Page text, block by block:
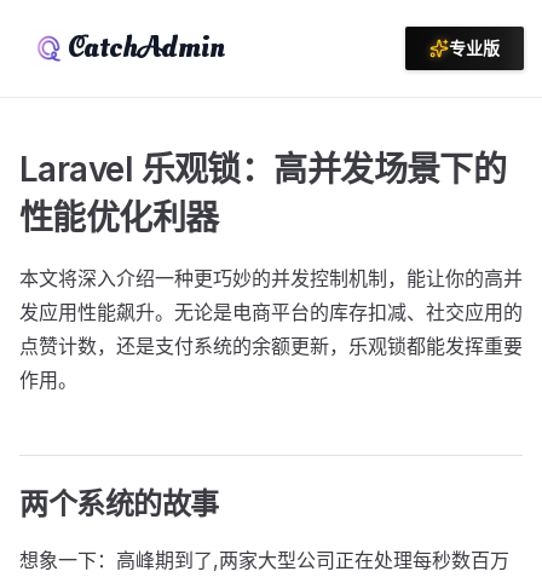
CatchAdmin 专业版
Laravel 乐观锁：高并发场景下的
性能优化利器
本文将深入介绍一种更巧妙的并发控制机制，能让你的高并
发应用性能飙升。无论是电商平台的库存扣减、社交应用的
点赞计数，还是支付系统的余额更新，乐观锁都能发挥重要
作用。
两个系统的故事
想象一下：高峰期到了,两家大型公司正在处理每秒数百万